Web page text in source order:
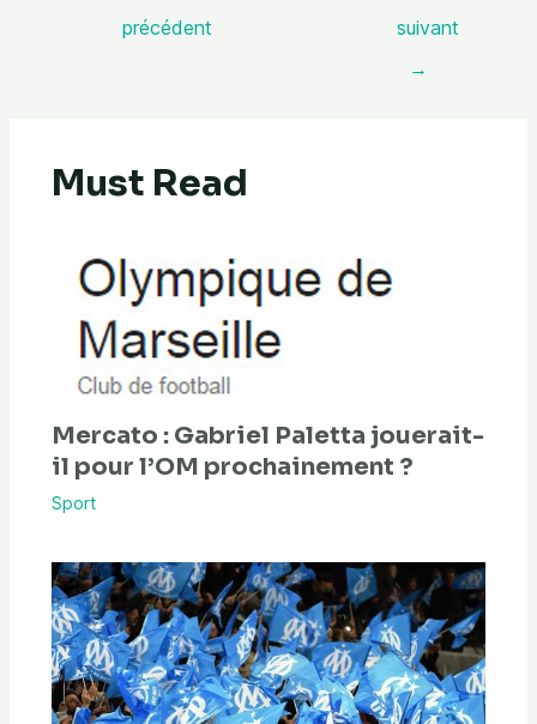
précédent
suivant
→
Must Read
Mercato : Gabriel Paletta jouerait-
il pour l’OM prochainement ?
Sport